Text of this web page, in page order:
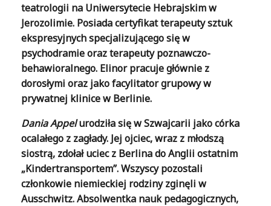
teatrologii na Uniwersytecie Hebrajskim w
Jerozolimie. Posiada certyfikat terapeuty sztuk
ekspresyjnych specjalizującego się w
psychodramie oraz terapeuty poznawczo-
behawioralnego. Elinor pracuje głównie z
dorosłymi oraz jako facylitator grupowy w
prywatnej klinice w Berlinie.
Dania Appelurodziła się w Szwajcarii jako córka
ocalałego z zagłady. Jej ojciec, wraz z młodszą
siostrą, zdołał uciec z Berlina do Anglii ostatnim
„Kindertransportem”. Wszyscy pozostali
członkowie niemieckiej rodziny zginęli w
Ausschwitz. Absolwentka nauk pedagogicznych,